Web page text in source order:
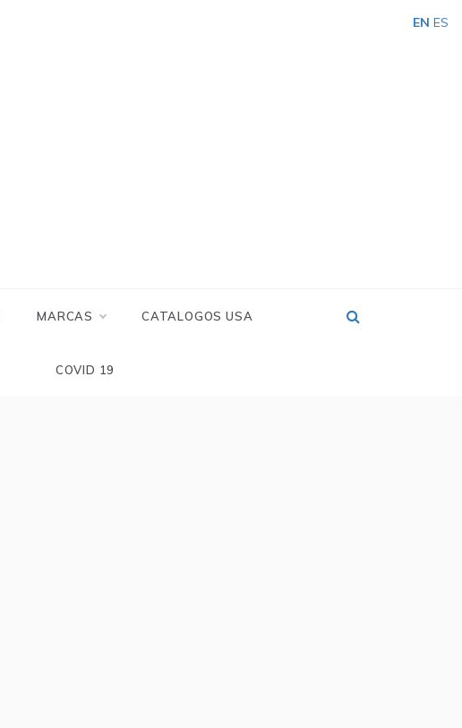
MARCAS CATALOGOS USA
COVID 19
EN ES